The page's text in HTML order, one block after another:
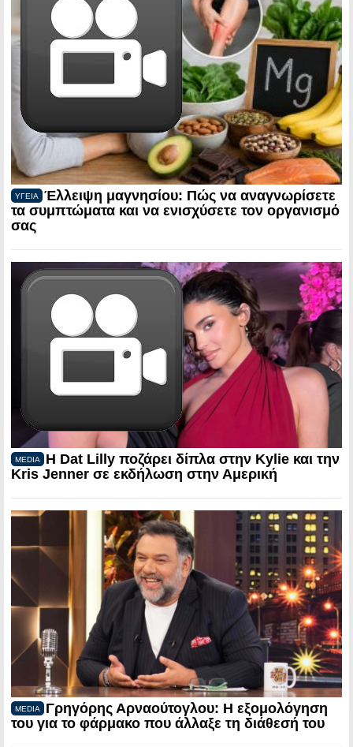
ΥΓΕΙΑ
Έλλειψη μαγνησίου: Πώς να αναγνωρίσετε
τα συμπτώματα και να ενισχύσετε τον οργανισμό
σας
MEDIA
Η Dat Lilly ποζάρει δίπλα στην Kylie και την
Kris Jenner σε εκδήλωση στην Αμερική
MEDIA
Γρηγόρης Αρναούτογλου: Η εξομολόγηση
του για το φάρμακο που άλλαξε τη διάθεσή του